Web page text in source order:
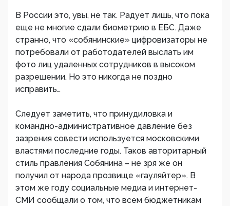
В России это, увы, не так. Радует лишь, что пока
еще не многие сдали биометрию в ЕБС. Даже
странно, что «собянинские» цифровизаторы не
потребовали от работодателей выслать им
фото лиц удаленных сотрудников в высоком
разрешении. Но это никогда не поздно
исправить…
Следует заметить, что принудиловка и
командно-административное давление без
зазрения совести используется московскими
властями последние годы. Таков авторитарный
стиль правления Собянина – не зря же он
получил от народа прозвище «гауляйтер». В
этом же году социальные медиа и интернет-
СМИ сообщали о том, что всем бюджетникам